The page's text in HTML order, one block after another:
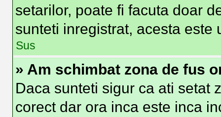
setarilor, poate fi facuta doar
sunteti inregistrat, acesta este
Sus
» Am schimbat zona de fus
Daca sunteti sigur ca ati setat
corect dar ora inca este inca